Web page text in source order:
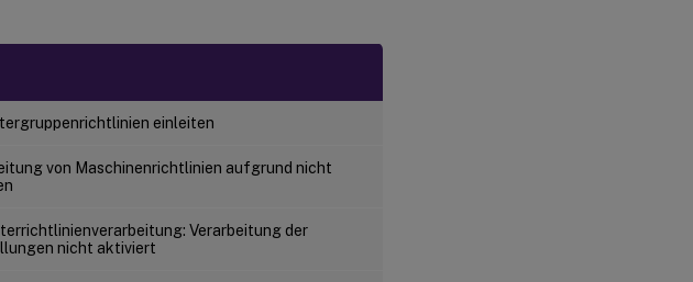
einleiten
von Maschinenrichtlinien aufgrund nicht
Verarbeitung der
nicht aktiviert